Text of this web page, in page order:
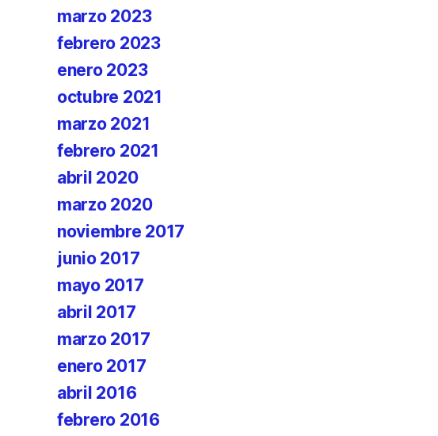
marzo 2023
febrero 2023
enero 2023
octubre 2021
marzo 2021
febrero 2021
abril 2020
marzo 2020
noviembre 2017
junio 2017
mayo 2017
abril 2017
marzo 2017
enero 2017
abril 2016
febrero 2016